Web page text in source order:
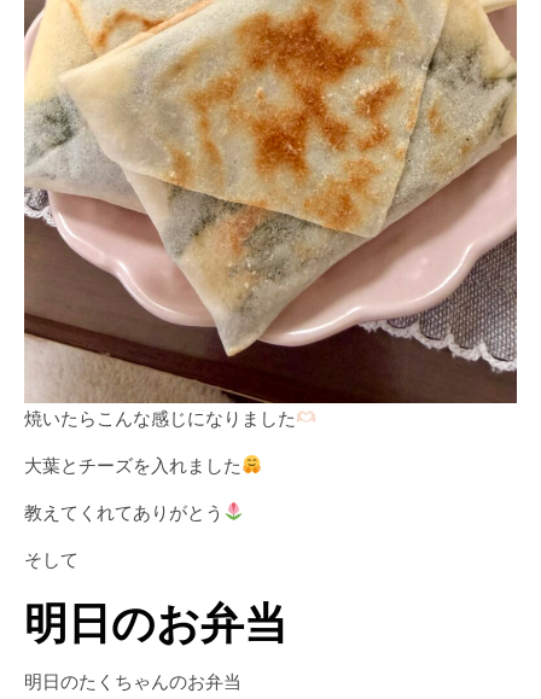
焼いたらこんな感じになりました
大葉とチーズを入れました
教えてくれてありがとう
そして
明日のお弁当
明日のたくちゃんのお弁当